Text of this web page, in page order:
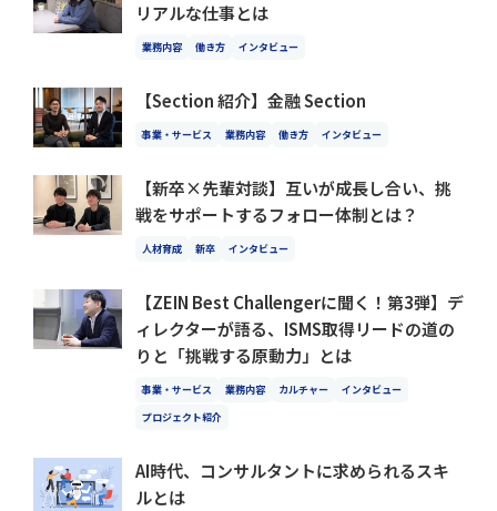
リアルな仕事とは
業務内容 働き方 インタビュー
【Section 紹介】金融 Section
事業・サービス 業務内容 働き方 インタビュー
【新卒×先輩対談】互いが成長し合い、挑
戦をサポートするフォロー体制とは？
人材育成 新卒 インタビュー
【ZEIN Best Challengerに聞く！第3弾】デ
ィレクターが語る、ISMS取得リードの道の
りと「挑戦する原動力」とは
事業・サービス 業務内容 カルチャー
インタビュー
プロジェクト紹介
AI時代、コンサルタントに求められるスキ
ルとは